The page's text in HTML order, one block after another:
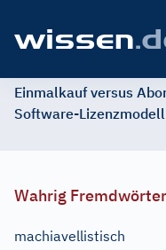
Einmalkauf versus
Software-
Wahrig
machiavellistisch